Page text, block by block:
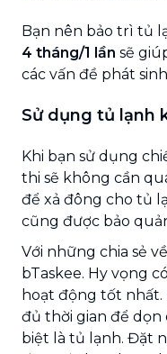
Bạn nên bảo trì tủ
4 tháng/1 lần sẽ
các vấn đề phát
Sử dụng tủ lạnh
Khi bạn sử dụng
thi sẽ không cần
để xả đông cho tủ
cũng được bảo
Với những chia sẻ
bTaskee. Hy vọng
hoạt động tốt nhất.
đủ thời gian để dọn
biệt là tủ lạnh. Đặt